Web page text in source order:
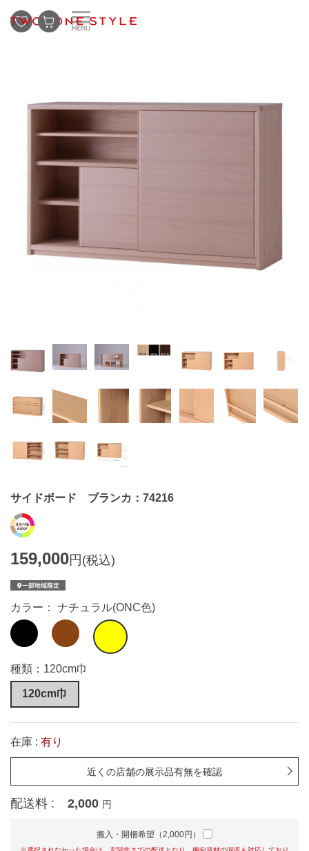
サイドボード ブランカ：74216
159,000円(税込)
カラー： ナチュラル(ONC色)
種類：120cm巾
120cm巾
在庫 : 有り
近くの店舗の展示品有無を確認
配送料 : 2,000 円
搬入・開梱希望（2,000円）